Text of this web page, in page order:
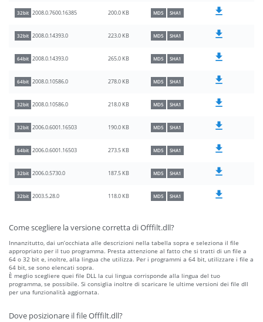
32bit 2008.0.7600.16385 200.0 KB MD5 SHA1
32bit 2008.0.14393.0 223.0 KB MD5 SHA1
64bit 2008.0.14393.0 265.0 KB MD5 SHA1
64bit 2008.0.10586.0 278.0 KB MD5 SHA1
32bit 2008.0.10586.0 218.0 KB MD5 SHA1
32bit 2006.0.6001.16503 190.0 KB MD5 SHA1
64bit 2006.0.6001.16503 273.5 KB MD5 SHA1
32bit 2006.0.5730.0 187.5 KB MD5 SHA1
32bit 2003.5.28.0 118.0 KB MD5 SHA1
Come scegliere la versione corretta di Offfilt.dll?
Innanzitutto, dai un’occhiata alle descrizioni nella tabella sopra e seleziona il file
appropriato per il tuo programma. Presta attenzione al fatto che si tratti di un file a
64 o 32 bit e, inoltre, alla lingua che utilizza. Per i programmi a 64 bit, utilizzare i file a
64 bit, se sono elencati sopra.
È meglio scegliere quei file DLL la cui lingua corrisponde alla lingua del tuo
programma, se possibile. Si consiglia inoltre di scaricare le ultime versioni dei file dll
per una funzionalità aggiornata.
Dove posizionare il file Offfilt.dll?